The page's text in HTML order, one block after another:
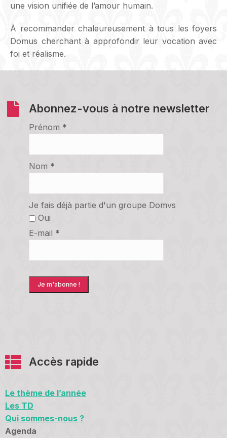
une vision unifiée de l’amour humain.
À recommander chaleureusement à tous les foyers
Domus cherchant à approfondir leur vocation avec
foi et réalisme.
Abonnez-vous à notre newsletter
Prénom *
Nom *
Je fais déjà partie d'un groupe Domvs
Oui
E-mail *
Accès rapide
Le thème de l’année
Les TD
Qui sommes-nous ?
Agenda